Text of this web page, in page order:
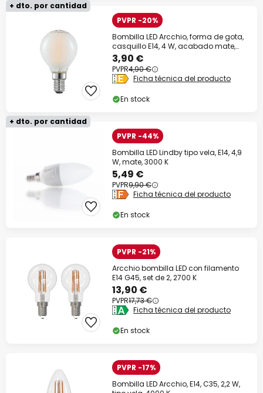
+ dto. por cantidad
PVPR -20%
Bombilla LED Arcchio, forma de gota,
casquillo E14, 4 W, acabado mate,
2700 K
3,90 €
PVPR4,90 €
Ficha técnica del producto
En stock
+ dto. por cantidad
PVPR -44%
Bombilla LED Lindby tipo vela, E14, 4,9
W, mate, 3000 K
5,49 €
PVPR9,90 €
Ficha técnica del producto
En stock
PVPR -21%
Arcchio bombilla LED con filamento
E14 G45, set de 2, 2700 K
13,90 €
PVPR17,73 €
Ficha técnica del producto
En stock
PVPR -17%
Bombilla LED Arcchio, E14, C35, 2,2 W,